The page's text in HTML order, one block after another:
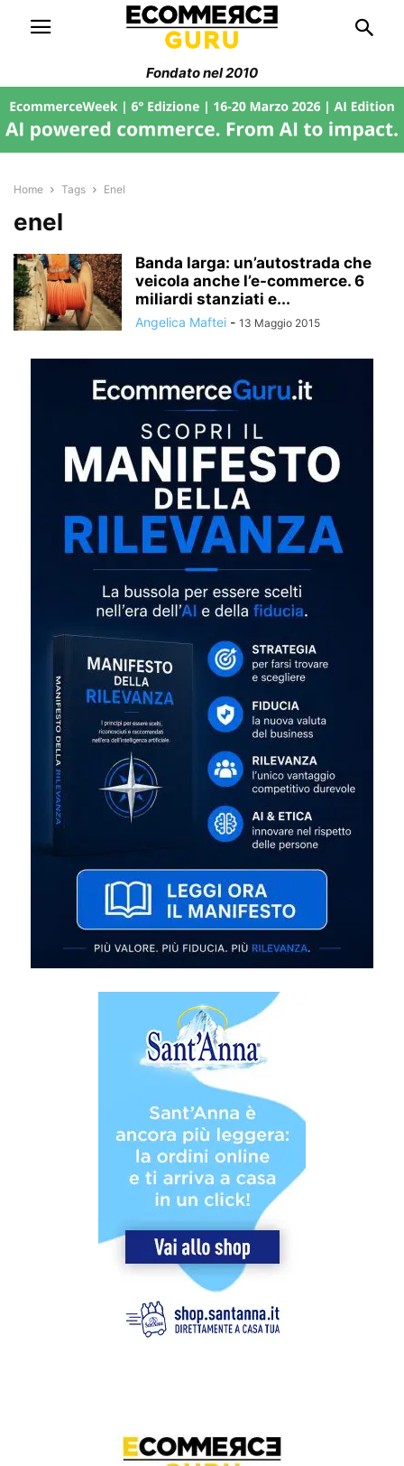
Fondato nel 2010
Home Tags Enel
enel
Banda larga: un’autostrada che
veicola anche l’e-commerce. 6
miliardi stanziati e...
Angelica Maftei - 13 Maggio 2015